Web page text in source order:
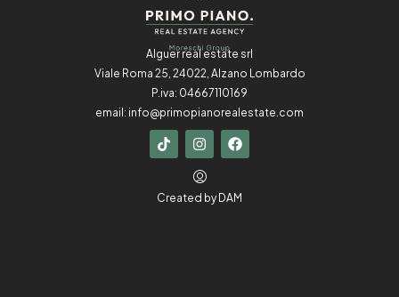
Alguer real estate srl
Viale Roma 25, 24022, Alzano Lombardo
P.iva: 04667110169
email: info@primopianorealestate.com
Created by DAM